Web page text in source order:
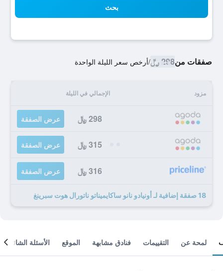
بحث
صفقات من298 ﷼ /أرخص سعر الليلة الواحدة
مزود الإجمالي في الليلة
298 ﷼ عرض الصفقة
315 ﷼ عرض الصفقة
316 ﷼ عرض الصفقة
18 صفقة إضافية لـ أونيادو نانو ساكايميناتو ناتورال هوت سبرينغ
لمحة عن التقييمات فنادق مشابهة الموقع الأسئلة الشائعة